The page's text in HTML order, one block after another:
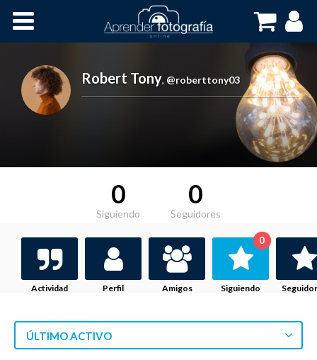
Cursos OnLine
Robert Tony, @roberttony03
0
Siguiendo
0
Seguidores
Actividad Perfil Amigos Siguiendo
0
ÚLTIMO ACTIVO